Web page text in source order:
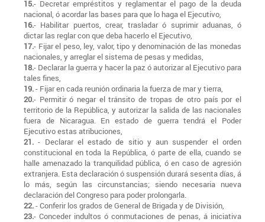
15.- Decretar empréstitos y reglamentar el pago de la deuda
nacional, ó acordar las bases para que lo haga el Ejecutivo,
16.- Habilitar puertos, crear, trasladar ó suprimir aduanas, ó
dictar las reglar con que deba hacerlo el Ejecutivo,
17.- Fijar el peso, ley, valor, tipo y denominación de las monedas
nacionales, y arreglar el sistema de pesas y medidas,
18.- Declarar la guerra y hacer la paz ó autorizar al Ejecutivo para
tales fines,
19.- Fijar en cada reunión ordinaria la fuerza de mar y tierra,
20.- Permitir ó negar el tránsito de tropas de otro país por el
territorio de la República, y autorizar la salida de las nacionales
fuera de Nicaragua. En estado de guerra tendrá el Poder
Ejecutivo estas atribuciones,
21. - Declarar el estado de sitio y aun suspender el orden
constitucional en toda la República, ó parte de ella, cuando se
halle amenazado la tranquilidad pública, ó en caso de agresión
extranjera. Esta declaración ó suspensión durará sesenta días, á
lo más, según las circunstancias; siendo necesaria nueva
declaración del Congreso para poder prolongarla.
22.- Conferir los grados de General de Brigada y de División,
23.- Conceder indultos ó conmutaciones de penas, á iniciativa